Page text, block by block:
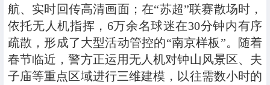
航、实时回传高清画面；在“苏超”联赛散场时，
依托无人机指挥，6万余名球迷在30分钟内有序
疏散，形成了大型活动管控的“南京样板”。随着
春节临近，警方正运用无人机对钟山风景区、夫
子庙等重点区域进行三维建模，以往需数小时的